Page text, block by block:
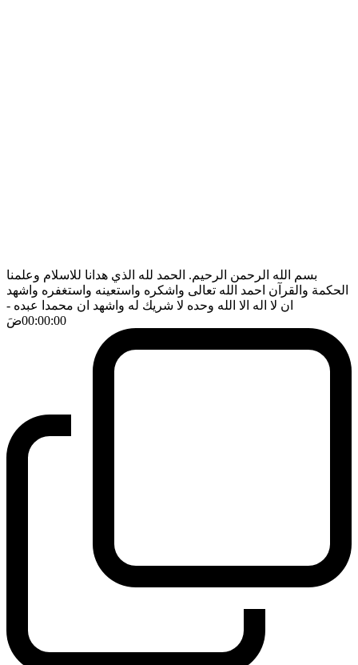
بسم الله الرحمن الرحيم. الحمد لله الذي هدانا للاسلام وعلمنا
الحكمة والقرآن احمد الله تعالى واشكره واستعينه واستغفره واشهد
ان لا اله الا الله وحده لا شريك له واشهد ان محمدا عبده -
00:00:00ضَ